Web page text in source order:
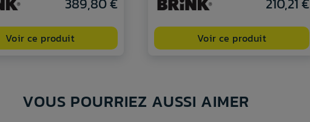
Voir ce produit Voir ce produit
VOUS POURRIEZ AUSSI AIMER